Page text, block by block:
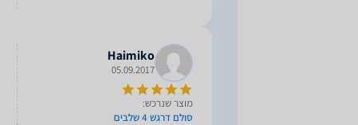
Haimiko
05.09.2017
מוצר שנרכש:
סולם דרגש 4 שלבים